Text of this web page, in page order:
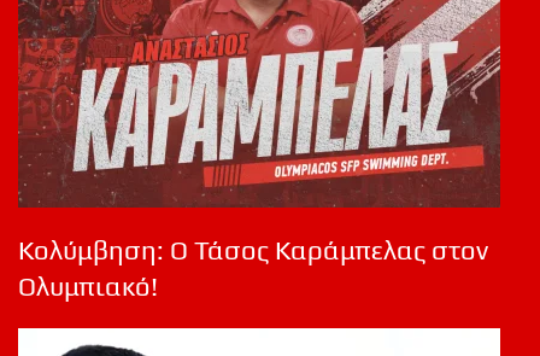
Κολύμβηση: Ο Τάσος Καράμπελας στον
Ολυμπιακό!